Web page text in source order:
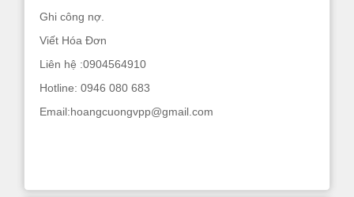
Ghi công nợ.
Viết Hóa Đơn
Liên hệ :0904564910
Hotline: 0946 080 683
Email:hoangcuongvpp@gmail.com